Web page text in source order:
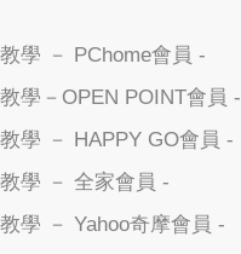
學 － PChome會員 -
學－OPEN POINT會員 -
學 － HAPPY GO會員 -
學 － 全家會員 -
學 － Yahoo奇摩會員 -